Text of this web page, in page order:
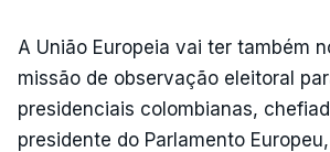
A União Europeia vai ter também
missão de observação eleitoral
presidenciais colombianas,
presidente do Parlamento